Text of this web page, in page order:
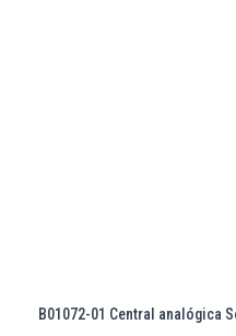
B01072-01 Central analógica